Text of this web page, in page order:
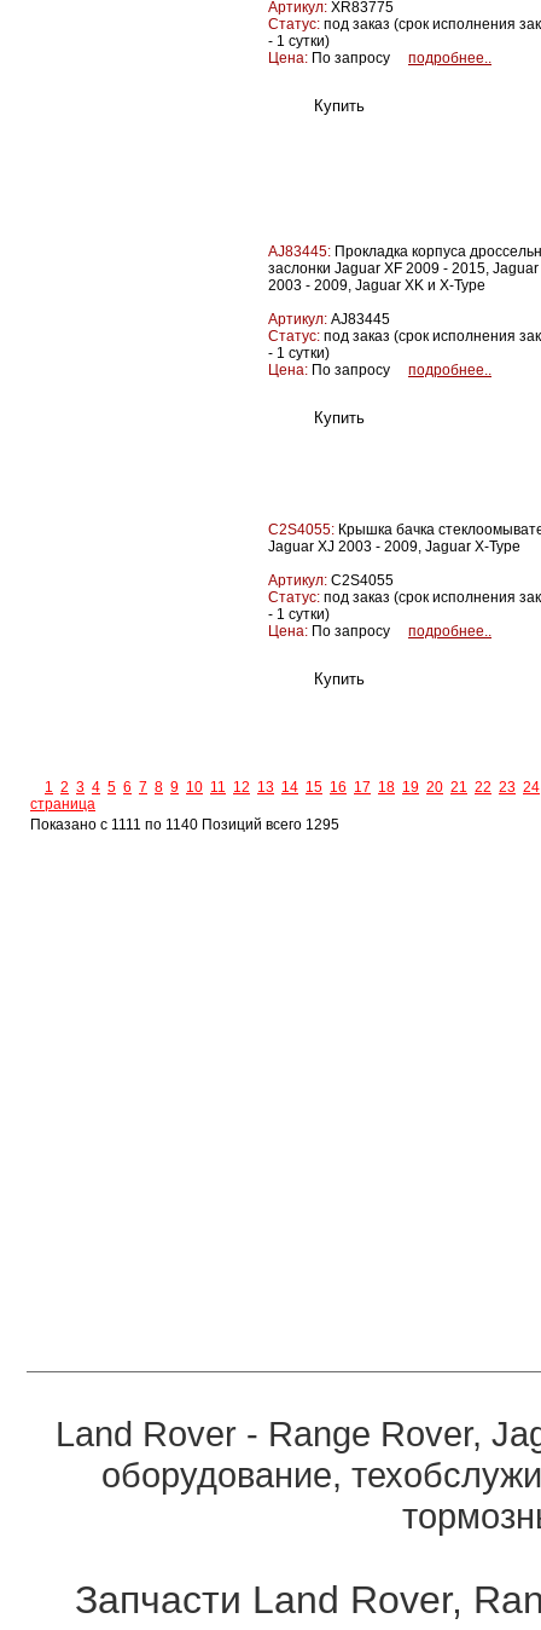
Артикул: XR83775
Статус: под заказ (срок исполнения
- 1 сутки)
Цена: По запросу подробнее..
AJ83445: Прокладка корпуса
заслонки Jaguar XF 2009 - 2015, Jaguar
2003 - 2009, Jaguar XK и X-Type
Артикул: AJ83445
Статус: под заказ (срок исполнения
- 1 сутки)
Цена: По запросу подробнее..
C2S4055: Крышка бачка
Jaguar XJ 2003 - 2009, Jaguar X-Type
Артикул: C2S4055
Статус: под заказ (срок исполнения
- 1 сутки)
Цена: По запросу подробнее..
1 2 3 4 5 6 7 8 9 10 11 12 13 14 15 16 17 18 19 20 21 22 23 24
страница
Показано с 1111 по 1140 Позиций всего 1295
Land Rover - Range Rover,
оборудование,
Запчасти Land Rover,